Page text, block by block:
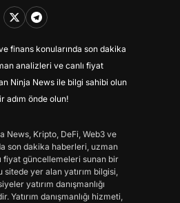
finans konularında son dakika
analizleri ve canlı fiyat
Ninja News ile bilgi sahibi olun
adım önde olun!
News, Kripto, DeFi, Web3 ve
son dakika haberleri, uzman
fiyat güncellemeleri sunan bir
sitede yer alan yatırım bilgisi,
yatırım danışmanlığı
Yatırım danışmanlığı hizmeti,